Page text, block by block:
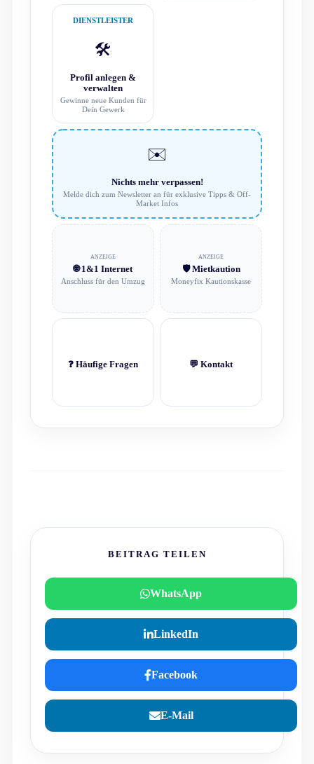
DIENSTLEISTER
🛠️
Profil anlegen &
verwalten
Gewinne neue Kunden für
Dein Gewerk
✉️
Nichts mehr verpassen!
Melde dich zum Newsletter an für exklusive Tipps & Off-
Market Infos
ANZEIGE
🌐 1&1 Internet
Anschluss für den Umzug
ANZEIGE
🛡️ Mietkaution
Moneyfix Kautionskasse
❓ Häufige Fragen 💬 Kontakt
BEITRAG TEILEN
WhatsApp
LinkedIn
Facebook
E-Mail